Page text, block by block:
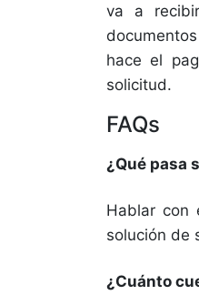
va a
hace el
solicitud.
FAQs
¿Qué pasa
Hablar con
solución de
¿Cuánto